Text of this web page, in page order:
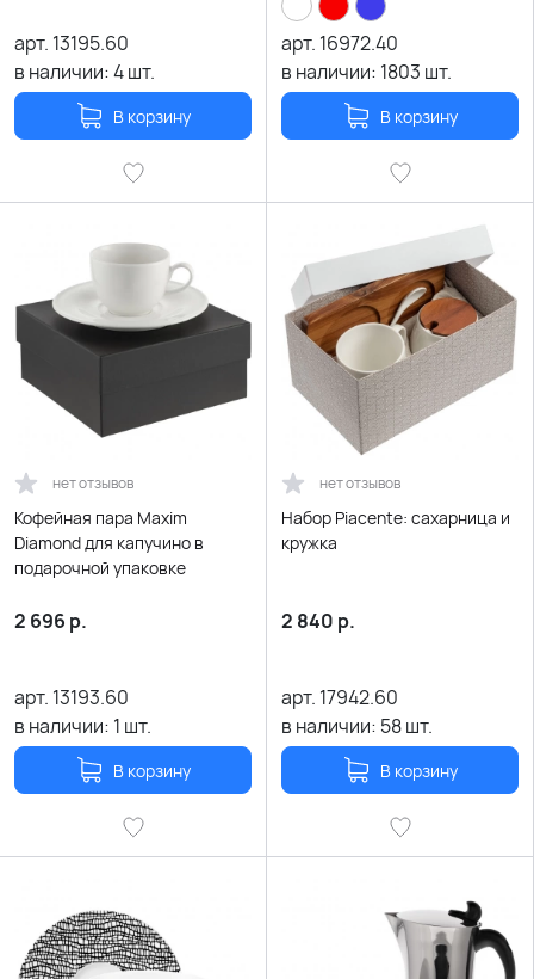
арт. 13195.60
в наличии:4шт.
В корзину
арт. 16972.40
в наличии: 1803 шт.
В корзину
нет отзывов
Кофейная пара Maxim
Diamond для капучино в
подарочной упаковке
2 696 р.
арт. 13193.60
в наличии: 1 шт.
В корзину
нет отзывов
Набор Piacente: сахарница и
кружка
2 840 р.
арт. 17942.60
в наличии: 58шт.
В корзину